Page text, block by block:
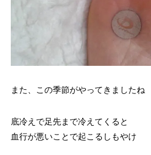
また、この季節がやってきましたね
底冷えで足先まで冷えてくると
血行が悪いことで起こるしもやけ